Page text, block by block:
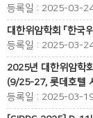
등록일 : 2025-03-
대한위암학회 「한국
등록일 : 2025-03-
2025년 대한위암학
(9/25-27, 롯데호텔
등록일 : 2025-03-